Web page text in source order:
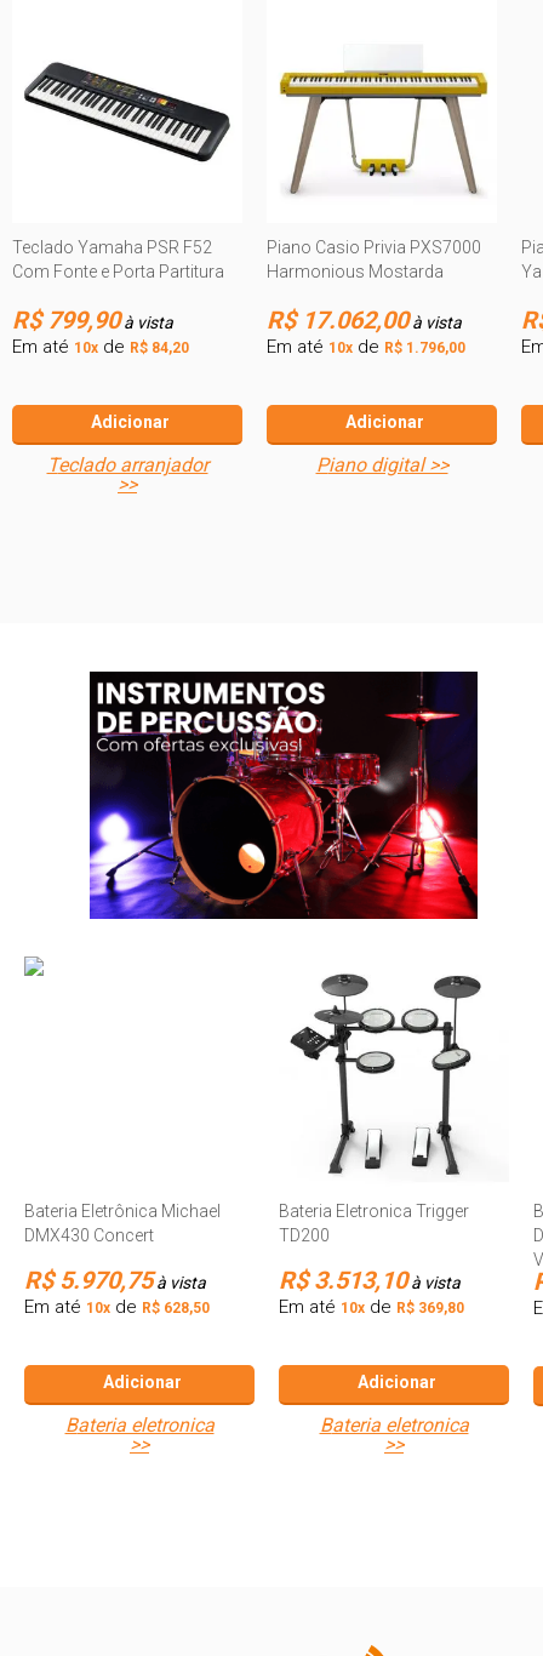
Teclado Yamaha PSR F52
Com Fonte e Porta Partitura
R$ 799,90à vista
Em até 10x de R$ 84,20
Adicionar
teclado arranjador
>>
Piano Casio Privia PXS7000
Harmonious Mostarda
R$ 17.062,00à vista
Em até 10x de R$ 1.796,00
Adicionar
piano digital >>
Bateria Eletrônica Michael
DMX430 Concert
R$ 5.970,75à vista
Em até 10x de R$ 628,50
Adicionar
bateria eletronica
>>
Bateria Eletronica Trigger
TD200
R$ 3.513,10à vista
Em até 10x de R$ 369,80
Adicionar
bateria eletronica
>>